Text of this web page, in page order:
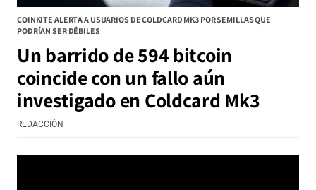
COINKITE ALERTA A USUARIOS DE COLDCARD MK3 POR SEMILLAS QUE
PODRÍAN SER DÉBILES
Un barrido de 594 bitcoin
coincide con un fallo aún
investigado en Coldcard Mk3
REDACCIÓN